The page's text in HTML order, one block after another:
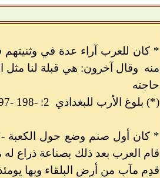
* كان للعرب آراء عدة في وثنيتهم
منه وقال آخرون: هي قبلة لنا مثل
حاجته
(*) بلوغ الأرب للبغدادي 2: -198 -197
* كان أول صنم وضع حول الكعبة -
قام العرب بعد ذلك بصناعة ذراع
قدِم مآب من أرض البلقاء وبها